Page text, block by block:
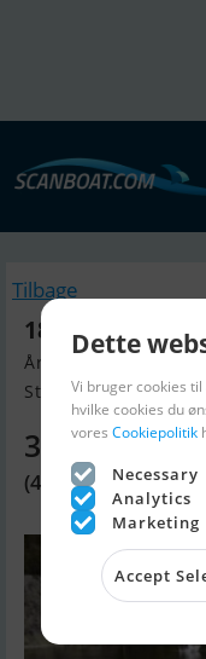
Tilbage
1896 29m
Årgang 1900,
Stockholm, Sverige
3.695.230
(495.000 EUR)
Dette
Vi bruger cookies
hvilke cookies du
vores Cookiepolitik
Necessary
Analytics
Marketing
Accept